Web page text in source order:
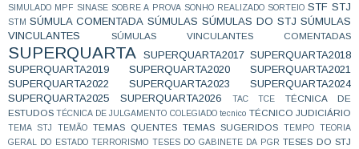
SIMULADO MPF SINASE SOBRE A PROVA SONHO REALIZADO SORTEIO STF STJ
STM SÚMULA COMENTADA SÚMULAS SÚMULAS DO STJ SÚMULAS
VINCULANTES
SÚMULAS VINCULANTES COMENTADAS
SUPERQUARTA SUPERQUARTA2017 SUPERQUARTA2018
SUPERQUARTA2019
SUPERQUARTA2020
SUPERQUARTA2021
SUPERQUARTA2022
SUPERQUARTA2023
SUPERQUARTA2024
SUPERQUARTA2025
SUPERQUARTA2026 TAC TCE
TÉCNICA DE
ESTUDOS TÉCNICA DE JULGAMENTO COLEGIADO tecnico TÉCNICO JUDICIÁRIO
TEMA STJ TEMÃO TEMAS QUENTES TEMAS SUGERIDOS TEMPO
TEORIA
GERAL DO ESTADO TERRORISMO TESES DO GABINETE DA PGR TESES DO STJ